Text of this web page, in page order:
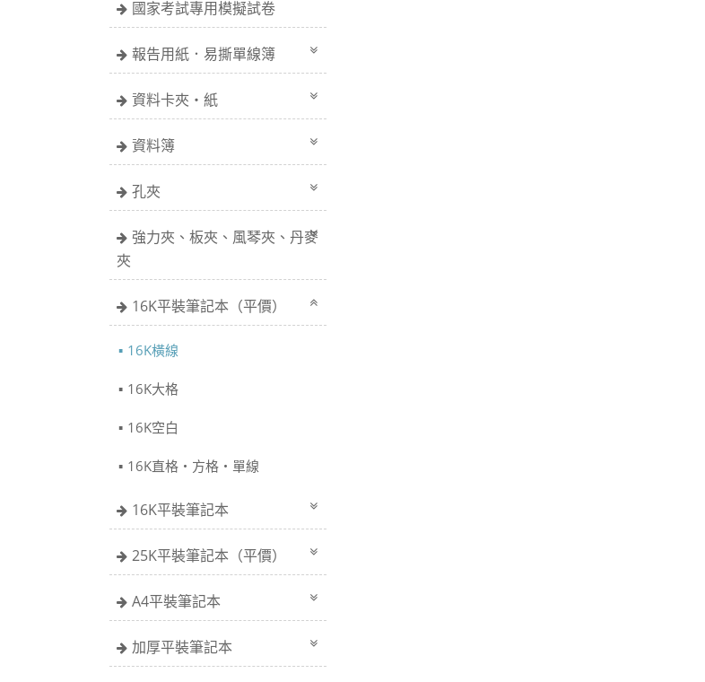
國家考試專用模擬試卷
報告用紙．易撕單線簿
資料卡夾・紙
資料簿
孔夾
強力夾、板夾、風琴夾、丹麥
夾
16K平裝筆記本（平價）
16K橫線
16K大格
16K空白
16K直格・方格・單線
16K平裝筆記本
25K平裝筆記本（平價）
A4平裝筆記本
加厚平裝筆記本